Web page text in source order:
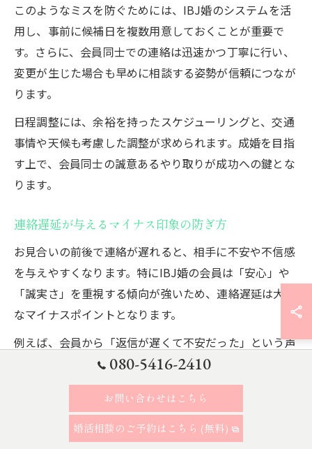
このようなミスを防ぐためには、IBJ婚のシステムを活
用し、事前に候補日を複数用意しておくことが重要で
す。さらに、会員同士での連絡は迅速かつ丁寧に行い、
変更が生じた場合も早めに相談する姿勢が信頼につなが
ります。
日程調整には、余裕を持ったスケジューリングと、交通
事情や天候も考慮した調整が求められます。成婚を目指
す上で、会員同士の誠意あるやり取りが成功への鍵とな
ります。
連絡遅延が与えるマイナス印象の防ぎ方
お見合いの前後で連絡が遅れると、相手に不安や不信感
を与えやすくなります。特にIBJ婚の会員は「安心」や
「誠実さ」を重視する傾向が強いため、連絡遅延は大き
なマイナスポイントとなります。
例えば、会員から「返信が遅くて不安だった」という声
や、連絡が滞ったことでお見合い自体が流れてしまった
事例もあります。こうした事態を防ぐためには、返信は
24時間以内を心がけ、都合が悪い場合でも一言添えてお
くことが大切です。
080-5416-2410
お問い合わせはこちら
婚活相談のご予約はこちら (無料)